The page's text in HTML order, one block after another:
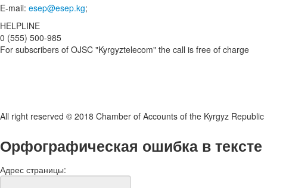
E-mail: esep@esep.kg;
HELPLINE
0 (555) 500-985
For subscribers of OJSC "Kyrgyztelecom" the call is free of charge
All right reserved © 2018 Chamber of Accounts of the Kyrgyz Republic
Орфографическая ошибка в тексте
Адрес страницы: